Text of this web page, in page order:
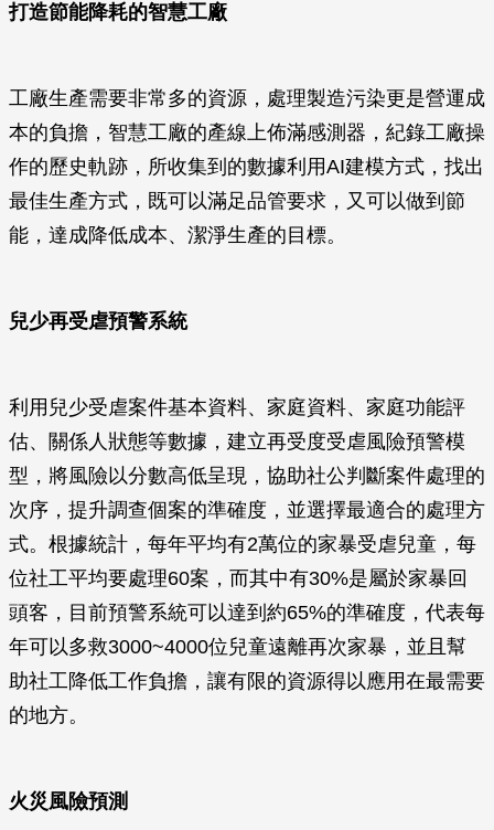
打造節能降耗的智慧工廠
工廠生產需要非常多的資源，處理製造污染更是營運成
本的負擔，智慧工廠的產線上佈滿感測器，紀錄工廠操
作的歷史軌跡，所收集到的數據利用AI建模方式，找出
最佳生產方式，既可以滿足品管要求，又可以做到節
能，達成降低成本、潔淨生產的目標。
兒少再受虐預警系統
利用兒少受虐案件基本資料、家庭資料、家庭功能評
估、關係人狀態等數據，建立再受度受虐風險預警模
型，將風險以分數高低呈現，協助社公判斷案件處理的
次序，提升調查個案的準確度，並選擇最適合的處理方
式。根據統計，每年平均有2萬位的家暴受虐兒童，每
位社工平均要處理60案，而其中有30%是屬於家暴回
頭客，目前預警系統可以達到約65%的準確度，代表每
年可以多救3000~4000位兒童遠離再次家暴，並且幫
助社工降低工作負擔，讓有限的資源得以應用在最需要
的地方。
火災風險預測